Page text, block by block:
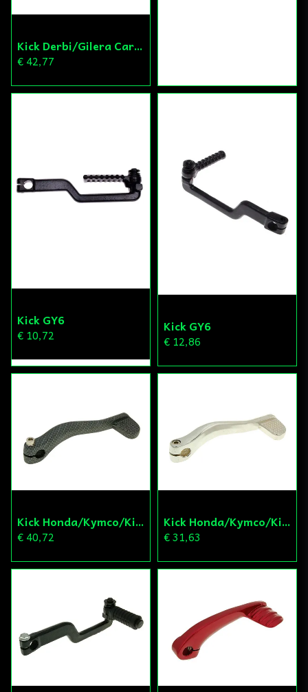
Kick Derbi/Gilera Carbon 14mm
€ 42,77
Kick GY6
€ 10,72
Kick GY6
€ 12,86
Kick Honda/Kymco/Kina Scooter Carbon
€ 40,72
Kick Honda/Kymco/Kina Scooter Silver
€ 31,63